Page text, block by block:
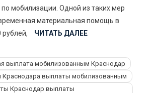
мобилизации. Одной из таких мер
материальная помощь в
рублей,
ЧИТАТЬ ДАЛЕЕ
выплата мобилизованным Краснодар
Краснодара выплаты мобилизованным
Краснодар выплаты